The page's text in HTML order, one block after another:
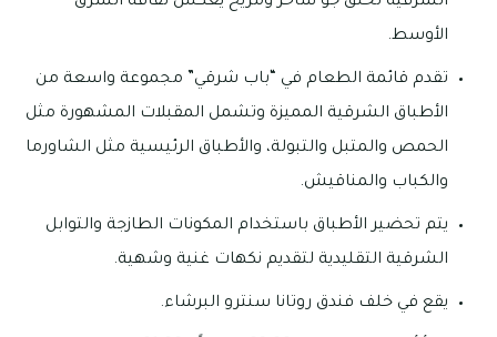
الأوسط.
تقدم قائمة الطعام في “باب شرقي” مجموعة واسعة من
الأطباق الشرقية المميزة وتشمل المقبلات المشهورة مثل
الحمص والمتبل والتبولة، والأطباق الرئيسية مثل الشاورما
والكباب والمناقيش.
يتم تحضير الأطباق باستخدام المكونات الطازجة والتوابل
الشرقية التقليدية لتقديم نكهات غنية وشهية.
يقع في خلف فندق روتانا سنترو البرشاء.